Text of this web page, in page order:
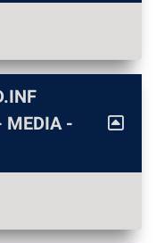
MEDIA -